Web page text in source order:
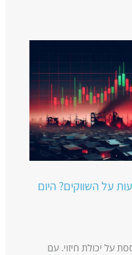
על השווקים? היום
על יכולת חיזוי. עם